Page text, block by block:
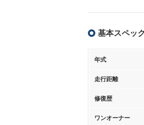
基本スペック
年式
走行距離
修復歴
ワンオーナー